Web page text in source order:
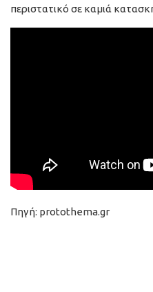
περιστατικό σε καμιά
Πηγή: protothema.gr